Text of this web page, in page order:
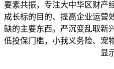
要素共振，专注大中华区财产
成长标的目的、提高企业运营
缺的主要东西。严沉变乱取新
低投保门槛，小我义务险、宠
显